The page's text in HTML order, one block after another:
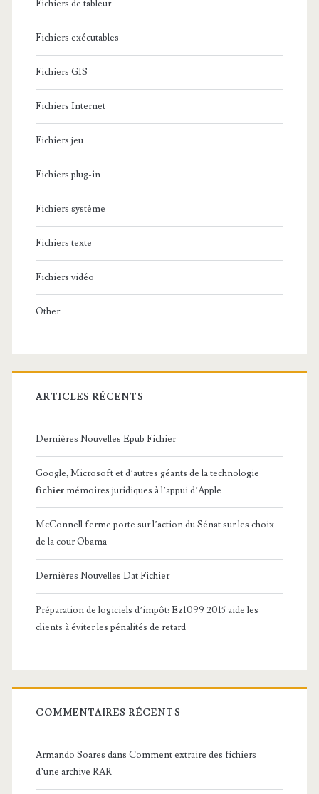
Fichiers de tableur
Fichiers exécutables
Fichiers GIS
Fichiers Internet
Fichiers jeu
Fichiers plug-in
Fichiers système
Fichiers texte
Fichiers vidéo
Other
ARTICLES RÉCENTS
Dernières Nouvelles Epub Fichier
Google, Microsoft et d’autres géants de la technologie
fichier mémoires juridiques à l’appui d’Apple
McConnell ferme porte sur l’action du Sénat sur les choix
de la cour Obama
Dernières Nouvelles Dat Fichier
Préparation de logiciels d’impôt: Ez1099 2015 aide les
clients à éviter les pénalités de retard
COMMENTAIRES RÉCENTS
Armando Soares dans Comment extraire des fichiers
d’une archive RAR